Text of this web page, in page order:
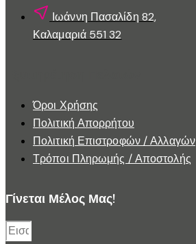
Ιωάννη Πασαλίδη 82,
Καλαμαριά 551 32
Όροι Χρήσης
Πολιτική Απορρήτου
Πολιτική Επιστροφών / Αλλαγών
Τρόποι Πληρωμής / Αποστολής
Γίνεται Μέλος Μας!